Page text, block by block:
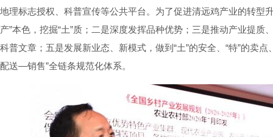
地理标志授权、科普宣传等公共平台。为了促进清远鸡产业的转型
产”本色，挖掘“土”质；二是深度发挥品种优势；三是推动产业提
科普文章；五是发展新业态、新模式，做到“土”的安全、“特”的卖
配送—销售”全链条规范化体系。